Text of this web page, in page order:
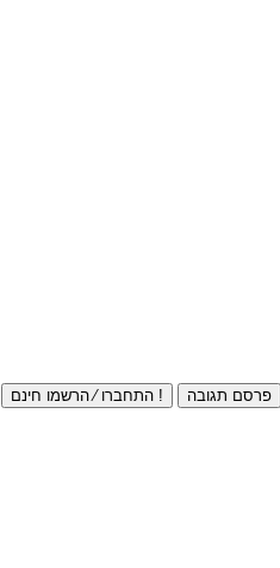
התחברו ⁄ הרשמו חינם ! פרסם תגובה